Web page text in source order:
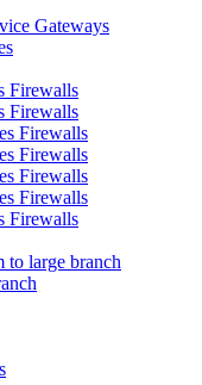
Gateways
Firewalls
Firewalls
Firewalls
Firewalls
Firewalls
Firewalls
Firewalls
large branch